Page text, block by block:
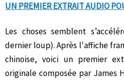
UN PREMIER EXTRAIT AUDIO
Les choses semblent
dernier loup). Après l'affiche
chinoise, voici un premier
originale composée par James